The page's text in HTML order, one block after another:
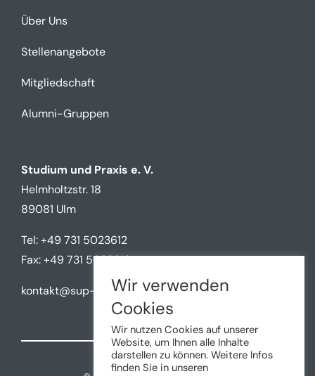
Über Uns
Stellenangebote
Mitgliedschaft
Alumni-Gruppen
Studium und Praxis e. V.
Helmholtzstr. 18
89081 Ulm
Tel: +49 731 5023612
Fax: +49 731 5023612
kontakt@sup-ulm.deWir verwenden
Cookies
Wir nutzen Cookies auf unserer
Website, um Ihnen alle Inhalte
darstellen zu können. Weitere Infos
finden Sie in unseren